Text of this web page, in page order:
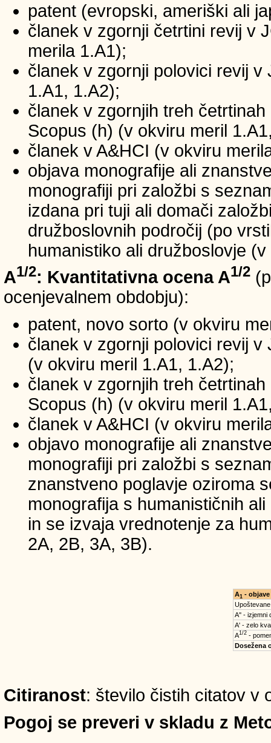
patent (evropski, ameriški ali
članek v zgornji četrtini revij v
merila 1.A1);
članek v zgornji polovici revij
1.A1, 1.A2);
članek v zgornjih treh
Scopus (h) (v okviru meril
članek v A&HCI (v okviru
objava monografije ali
monografiji pri založbi s
izdana pri tuji ali domači
družboslovnih področij (po
humanistiko ali družboslovje
A1/2: Kvantitativna ocena A1/2
ocenjevalnem obdobju):
patent, novo sorto (v okviru
članek v zgornji polovici revij
(v okviru meril 1.A1, 1.A2);
članek v zgornjih treh
Scopus (h) (v okviru meril
članek v A&HCI (v okviru
objavo monografije ali
monografiji pri založbi s
znanstveno poglavje oziroma
monografija s humanističnih
in se izvaja vrednotenje za
2A, 2B, 3A, 3B).
A1 - objave
A'' - izjemni
A' - zelo
A1/2-
Dosežena
Citiranost: število čistih citatov v
Pogoj se preveri v skladu z